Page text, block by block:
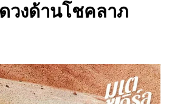
วงด้านโชคลาภ